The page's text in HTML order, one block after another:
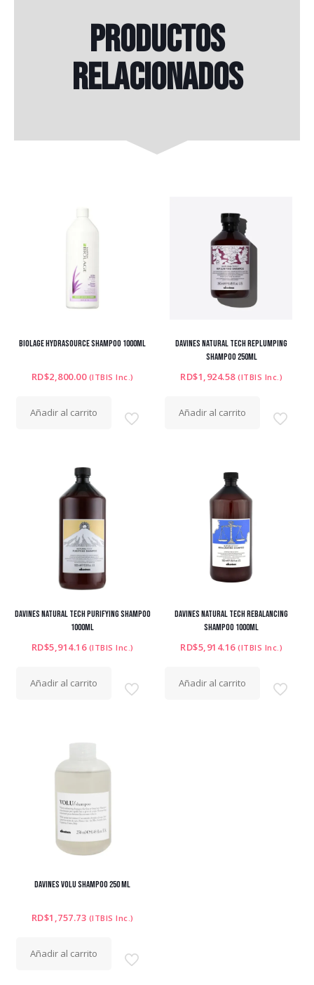
Productos
relacionados
BIOLAGE HYDRASOURCE SHAMPOO 1000ML
RD$2,800.00 (ITBIS Inc.)
Añadir al carrito
DAVINES NATURAL TECH REPLUMPING
SHAMPOO 250ML
RD$1,924.58 (ITBIS Inc.)
Añadir al carrito
DAVINES NATURAL TECH PURIFYING SHAMPOO
1000ML
RD$5,914.16 (ITBIS Inc.)
Añadir al carrito
DAVINES NATURAL TECH REBALANCING
SHAMPOO 1000ML
RD$5,914.16 (ITBIS Inc.)
Añadir al carrito
DAVINES VOLU SHAMPOO 250 ML
RD$1,757.73 (ITBIS Inc.)
Añadir al carrito